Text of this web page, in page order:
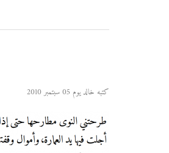
كتبه خالد يوم 05 سبتمبر 2010